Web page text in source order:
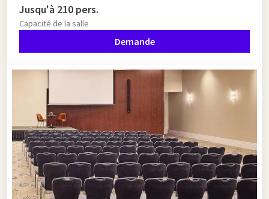
Jusqu'à 210 pers.
Capacité de la salle
Demande